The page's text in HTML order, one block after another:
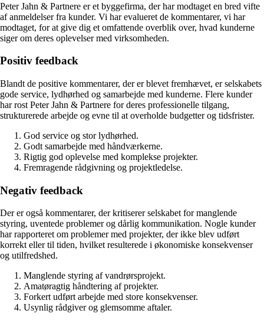
Peter Jahn & Partnere er et byggefirma, der har modtaget en bred vifte
af anmeldelser fra kunder. Vi har evalueret de kommentarer, vi har
modtaget, for at give dig et omfattende overblik over, hvad kunderne
siger om deres oplevelser med virksomheden.
Positiv feedback
Blandt de positive kommentarer, der er blevet fremhævet, er selskabets
gode service, lydhørhed og samarbejde med kunderne. Flere kunder
har rost Peter Jahn & Partnere for deres professionelle tilgang,
strukturerede arbejde og evne til at overholde budgetter og tidsfrister.
God service og stor lydhørhed.
Godt samarbejde med håndværkerne.
Rigtig god oplevelse med komplekse projekter.
Fremragende rådgivning og projektledelse.
Negativ feedback
Der er også kommentarer, der kritiserer selskabet for manglende
styring, uventede problemer og dårlig kommunikation. Nogle kunder
har rapporteret om problemer med projekter, der ikke blev udført
korrekt eller til tiden, hvilket resulterede i økonomiske konsekvenser
og utilfredshed.
Manglende styring af vandrørsprojekt.
Amatøragtig håndtering af projekter.
Forkert udført arbejde med store konsekvenser.
Usynlig rådgiver og glemsomme aftaler.